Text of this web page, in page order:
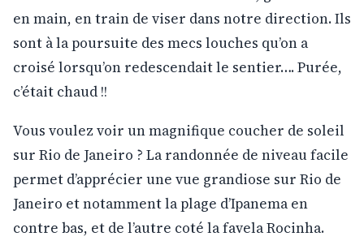
en main, en train de viser dans notre direction. Ils
sont à la poursuite des mecs louches qu’on a
croisé lorsqu’on redescendait le sentier…. Purée,
c’était chaud !!
Vous voulez voir un magnifique coucher de soleil
sur Rio de Janeiro ? La randonnée de niveau facile
permet d’apprécier une vue grandiose sur Rio de
Janeiro et notamment la plage d’Ipanema en
contre bas, et de l’autre coté la favela Rocinha.